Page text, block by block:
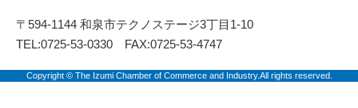
〒594-1144 和泉市テクノステージ3丁目1-10
TEL:0725-53-0330 FAX:0725-53-4747
Copyright © The Izumi Chamber of Commerce and Industry.All rights reserved.